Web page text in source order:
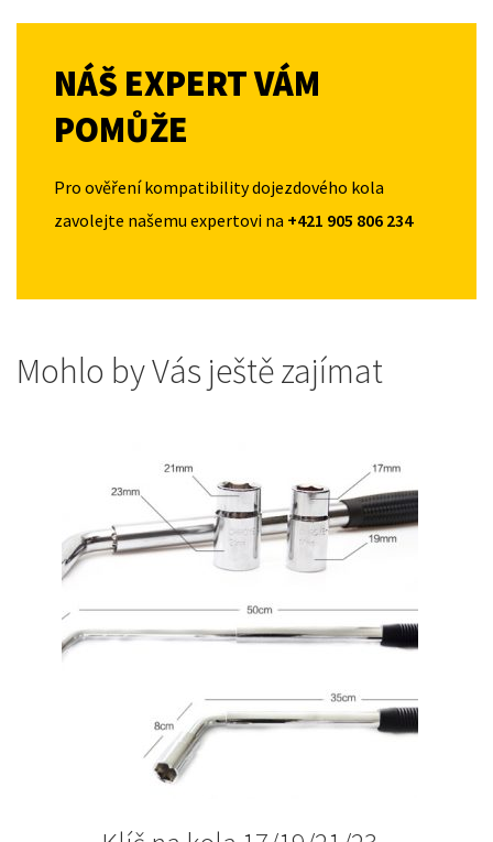
NÁŠ EXPERT VÁM
POMŮŽE
Pro ověření kompatibility dojezdového kola
zavolejte našemu expertovi na +421 905 806 234
Mohlo by Vás ještě zajímat